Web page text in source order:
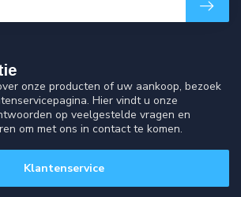
onze producten of uw aankoop, bezoek
Hier vindt u onze
op veelgestelde vragen en
om met ons in contact te komen.
Klantenservice